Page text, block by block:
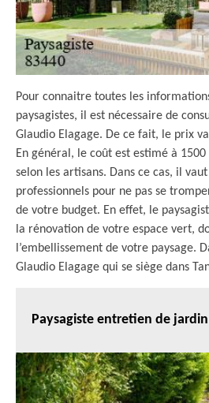
Pour connaitre toutes les
paysagistes, il est nécessaire de
Glaudio Elagage. De ce fait, le prix
En général, le coût est estimé à
selon les artisans. Dans ce cas, il
professionnels pour ne pas se
de votre budget. En effet, le
la rénovation de votre espace vert,
l’embellissement de votre paysage.
Glaudio Elagage qui se siège dans
Paysagiste entretien de jardin